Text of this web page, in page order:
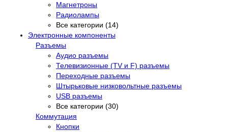
Магнетроны
Радиолампы
Все категории (14)
Электронные компоненты
Разъемы
Аудио разъемы
Телевизионные (TV и F) разъемы
Переходные разъемы
Штырьковые низковольтные разъемы
USB разъемы
Все категории (30)
Коммутация
Кнопки